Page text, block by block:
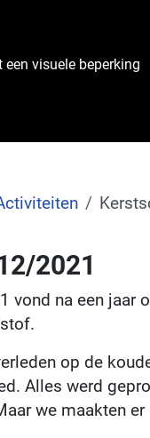
visuele beperking
2021
vond na een jaar
op de
Alles werd
we maakten